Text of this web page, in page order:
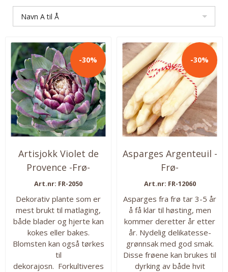
Navn A til Å
-30%
Artisjokk Violet de
Provence -Frø-
Art.nr: FR-2050
Dekorativ plante som er
mest brukt til matlaging,
både blader og hjerte kan
kokes eller bakes.
Blomsten kan også tørkes
til
dekorajosn. Forkultiveres
-30%
Asparges Argenteuil -
Frø-
Art.nr: FR-12060
Asparges fra frø tar 3-5 år
å få klar til høsting, men
kommer deretter år etter
år. Nydelig delikatesse-
grønnsak med god smak.
Disse frøene kan brukes til
dyrking av både hvit